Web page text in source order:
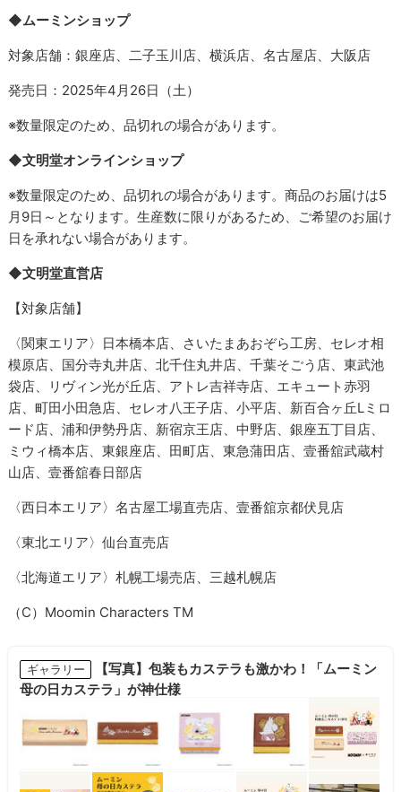
◆ムーミンショップ
対象店舗：銀座店、二子玉川店、横浜店、名古屋店、大阪店
発売日：2025年4月26日（土）
※数量限定のため、品切れの場合があります。
◆文明堂オンラインショップ
※数量限定のため、品切れの場合があります。商品のお届けは5
月9日～となります。生産数に限りがあるため、ご希望のお届け
日を承れない場合があります。
◆文明堂直営店
【対象店舗】
〈関東エリア〉日本橋本店、さいたまあおぞら工房、セレオ相
模原店、国分寺丸井店、北千住丸井店、千葉そごう店、東武池
袋店、リヴィン光が丘店、アトレ吉祥寺店、エキュート赤羽
店、町田小田急店、セレオ八王子店、小平店、新百合ヶ丘Lミロ
ード店、浦和伊勢丹店、新宿京王店、中野店、銀座五丁目店、
ミウィ橋本店、東銀座店、田町店、東急蒲田店、壹番舘武蔵村
山店、壹番舘春日部店
〈西日本エリア〉名古屋工場直売店、壹番舘京都伏見店
〈東北エリア〉仙台直売店
〈北海道エリア〉札幌工場売店、三越札幌店
（C）Moomin Characters TM
ギャラリー
【写真】包装もカステラも激かわ！「ムーミン
母の日カステラ」が神仕様